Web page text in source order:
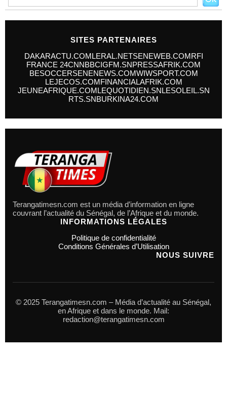
SITES PARTENAIRES
DAKARACTU.COMLERAL.NETSENEWEB.COMRFI
FRANCE 24CNNBBCIGFM.SNPRESSAFRIK.COM
BESOCCERSENENEWS.COMWIWSPORT.COM
LEJECOS.COMFINANCIALAFRIK.COM
JEUNEAFRIQUE.COMLEQUOTIDIEN.SNLESOLEIL.SN
RTS.SNBURKINA24.COM
Terangatimesn.com est un média d’information en ligne
couvrant l’actualité du Sénégal, de l’Afrique et du monde.
INFORMATIONS LÉGALES
Politique de confidentialité
Conditions Générales d’Utilisation
NOUS SUIVRE
© 2025 Terangatimesn.com – Média d’actualité au Sénégal,
en Afrique et dans le monde. Mail:
redaction@terangatimesn.com